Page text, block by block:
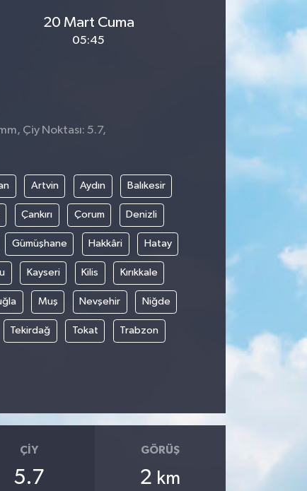
20 Mart Cuma
05:45
Çiy Noktası: 5.7,
Artvin Aydın Balıkesir
Çankırı Çorum Denizli
Gümüşhane Hakkâri Hatay
Kayseri Kilis Kırıkkale
Muş Nevşehir Niğde
Tekirdağ Tokat Trabzon
ÇIY
5.7
GÖRÜŞ
2 km